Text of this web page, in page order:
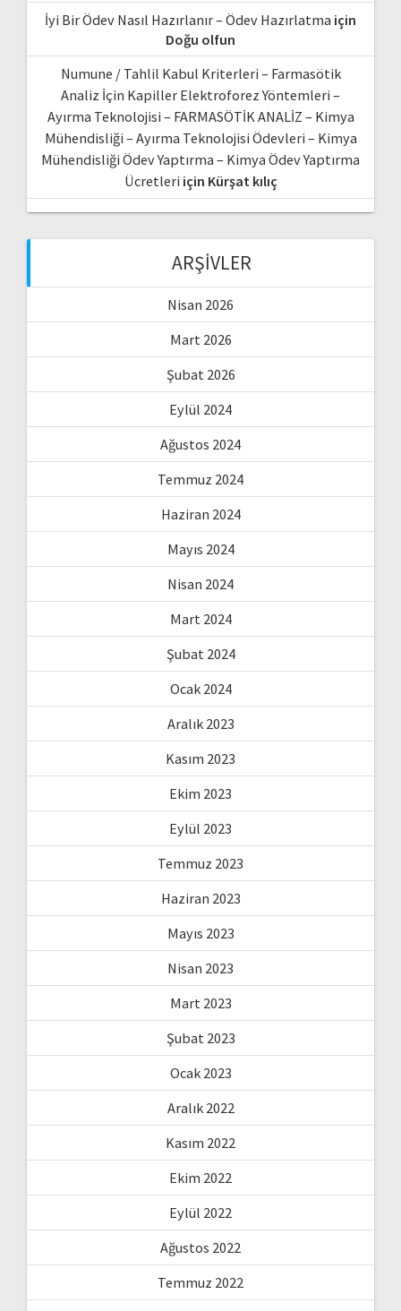
İyi Bir Ödev Nasıl Hazırlanır – Ödev Hazırlatma için
Doğu olfun
Numune / Tahlil Kabul Kriterleri – Farmasötik
Analiz İçin Kapiller Elektroforez Yöntemleri –
Ayırma Teknolojisi – FARMASÖTİK ANALİZ – Kimya
Mühendisliği – Ayırma Teknolojisi Ödevleri – Kimya
Mühendisliği Ödev Yaptırma – Kimya Ödev Yaptırma
Ücretleri için Kürşat kılıç
ARŞIVLER
Nisan 2026
Mart 2026
Şubat 2026
Eylül 2024
Ağustos 2024
Temmuz 2024
Haziran 2024
Mayıs 2024
Nisan 2024
Mart 2024
Şubat 2024
Ocak 2024
Aralık 2023
Kasım 2023
Ekim 2023
Eylül 2023
Temmuz 2023
Haziran 2023
Mayıs 2023
Nisan 2023
Mart 2023
Şubat 2023
Ocak 2023
Aralık 2022
Kasım 2022
Ekim 2022
Eylül 2022
Ağustos 2022
Temmuz 2022